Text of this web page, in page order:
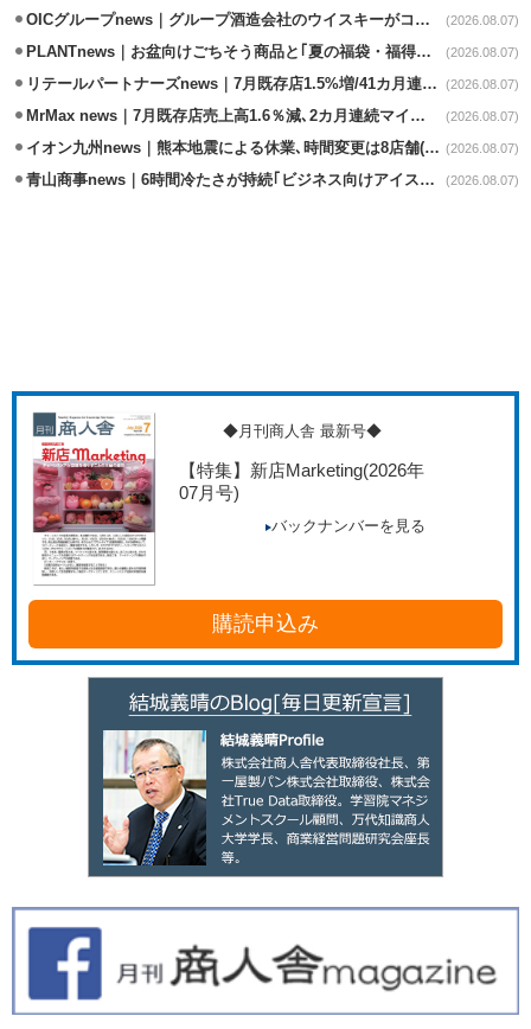
OICグループnews｜グループ酒造会社のウイスキーがコンペティション受賞 (2026.08.07)
PLANTnews｜お盆向けごちそう商品と｢夏の福袋・福得カート｣8/8から開催 (2026.08.07)
リテールパートナーズnews｜7月既存店1.5%増/41カ月連続増 (2026.08.07)
MrMax news｜7月既存店売上高1.6％減､2カ月連続マイナス (2026.08.07)
イオン九州news｜熊本地震による休業､時間変更は8店舗(8/7時点) (2026.08.07)
青山商事news｜6時間冷たさが持続｢ビジネス向けアイスベスト｣発売 (2026.08.07)
◆月刊商人舎 最新号◆
【特集】新店Marketing(2026年
07月号)
バックナンバーを見る
購読申込み